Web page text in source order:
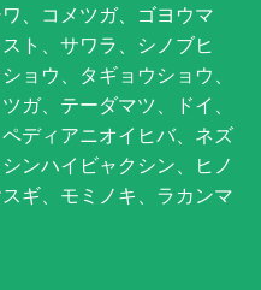
、コメツガ、ゴヨウマ
ト、サワラ、シノブヒ
ョウ、タギョウショウ、
ガ、テーダマツ、ドイ、
ディアニオイヒバ、ネズ
ンハイビャクシン、ヒノ
ギ、モミノキ、ラカンマ